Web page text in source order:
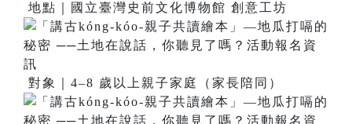
地點｜國立臺灣史前文化博物館 創意工坊
對象｜4–8 歲以上親子家庭（家長陪同）